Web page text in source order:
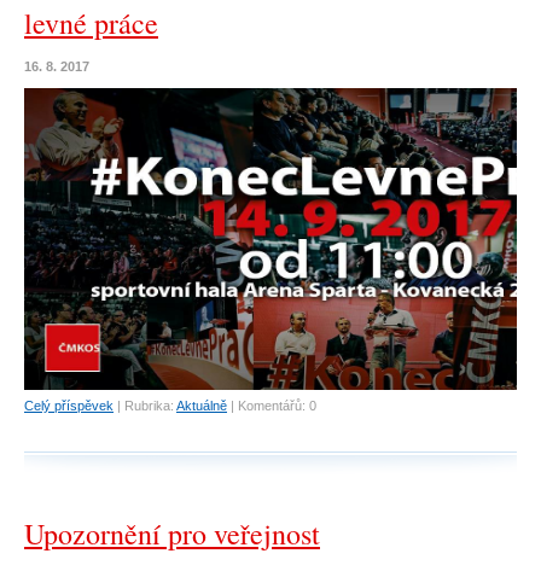
levné práce
16. 8. 2017
Celý příspěvek | Rubrika: Aktuálně | Komentářů: 0
Upozornění pro veřejnost